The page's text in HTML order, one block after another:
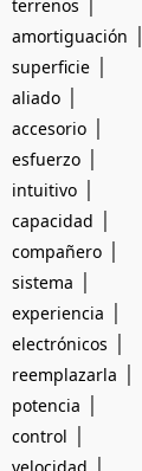
terrenos
amortiguación |
superficie |
aliado |
accesorio |
esfuerzo |
intuitivo |
capacidad |
compañero |
sistema |
experiencia |
electrónicos |
reemplazarla |
potencia |
control |